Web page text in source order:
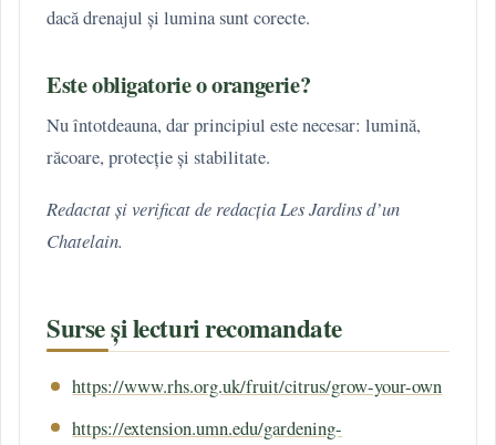
dacă drenajul și lumina sunt corecte.
Este obligatorie o orangerie?
Nu întotdeauna, dar principiul este necesar: lumină,
răcoare, protecție și stabilitate.
Redactat și verificat de redacția Les Jardins d’un
Chatelain.
Surse și lecturi recomandate
https://www.rhs.org.uk/fruit/citrus/grow-your-own
https://extension.umn.edu/gardening-